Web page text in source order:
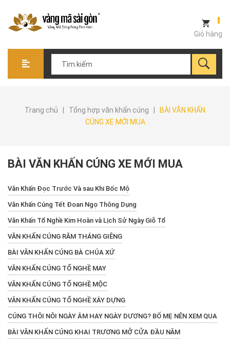
Giỏ hàng
Trang chủ Tổng hợp văn khấn cúng
BÀI VĂN KHẤN
CÚNG XE MỚI MUA
BÀI VĂN KHẤN CÚNG XE MỚI MUA
Văn Khấn Đọc Trước Và sau Khi Bốc Mộ
Văn Khấn Cúng Tết Đoan Ngọ Thông Dụng
Văn Khấn Tổ Nghề Kim Hoàn và Lịch Sử Ngày Giỗ Tổ
VĂN KHẤN CÚNG RẰM THÁNG GIÊNG
BÀI VĂN KHẤN CÚNG BÀ CHÚA XỨ
VĂN KHẤN CÚNG TỔ NGHỀ MAY
VĂN KHẤN CÚNG TỔ NGHỀ MỘC
VĂN KHẤN CÚNG TỔ NGHỀ XÂY DỰNG
CÚNG THÔI NÔI NGÀY ÂM HAY NGÀY DƯƠNG? BỐ MẸ NÊN XEM QUA
BÀI VĂN KHẤN CÚNG KHAI TRƯƠNG MỞ CỬA ĐẦU NĂM